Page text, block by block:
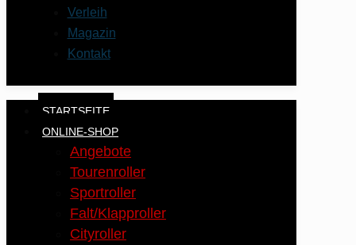
Verleih
Magazin
Kontakt
STARTSEITE
ONLINE-SHOP
Angebote
Tourenroller
Sportroller
Falt/Klapproller
Cityroller